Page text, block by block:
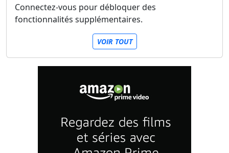
Connectez-vous pour débloquer des
fonctionnalités supplémentaires.
VOIR TOUT